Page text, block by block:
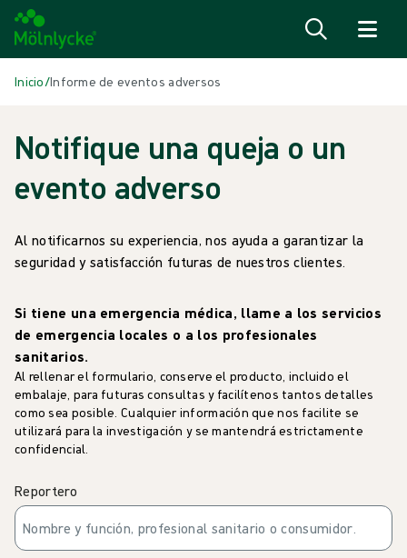
Inicio/Informe de eventos adversos
Notifique una queja o un
evento adverso
Al notificarnos su experiencia, nos ayuda a garantizar la
seguridad y satisfacción futuras de nuestros clientes.
Si tiene una emergencia médica, llame a los servicios
de emergencia locales o a los profesionales
sanitarios.
Al rellenar el formulario, conserve el producto, incluido el
embalaje, para futuras consultas y facilítenos tantos detalles
como sea posible. Cualquier información que nos facilite se
utilizará para la investigación y se mantendrá estrictamente
confidencial.
Reportero